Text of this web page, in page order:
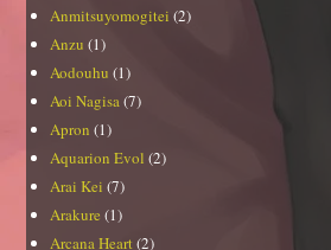
Anmitsuyomogitei (2)
Anzu (1)
Aodouhu (1)
Aoi Nagisa(7)
Apron (1)
Aquarion Evol (2)
Arai Kei (7)
Arakure (1)
Arcana Heart(2)